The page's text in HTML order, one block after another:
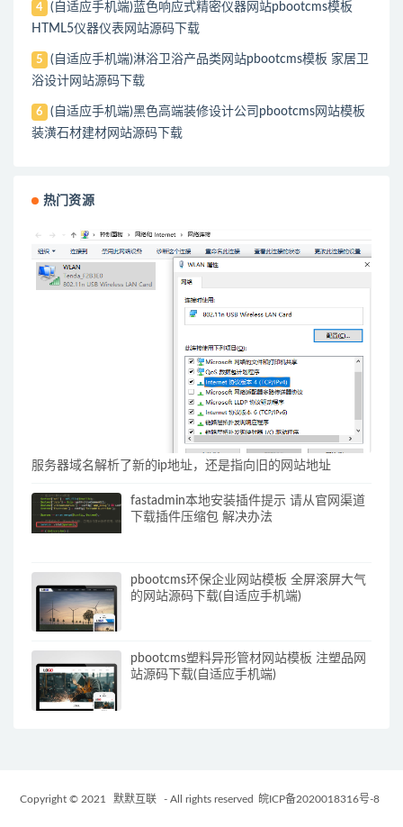
4
(自适应手机端)蓝色响应式精密仪器网站pbootcms模板
HTML5仪器仪表网站源码下载
5
(自适应手机端)淋浴卫浴产品类网站pbootcms模板 家居卫
浴设计网站源码下载
6
(自适应手机端)黑色高端装修设计公司pbootcms网站模板
装潢石材建材网站源码下载
热门资源
服务器域名解析了新的ip地址，还是指向旧的网站地址
fastadmin本地安装插件提示 请从官网渠道
下载插件压缩包 解决办法
pbootcms环保企业网站模板 全屏滚屏大气
的网站源码下载(自适应手机端)
pbootcms塑料异形管材网站模板 注塑品网
站源码下载(自适应手机端)
Copyright © 2021 默默互联 - All rights reserved 皖ICP备2020018316号-8